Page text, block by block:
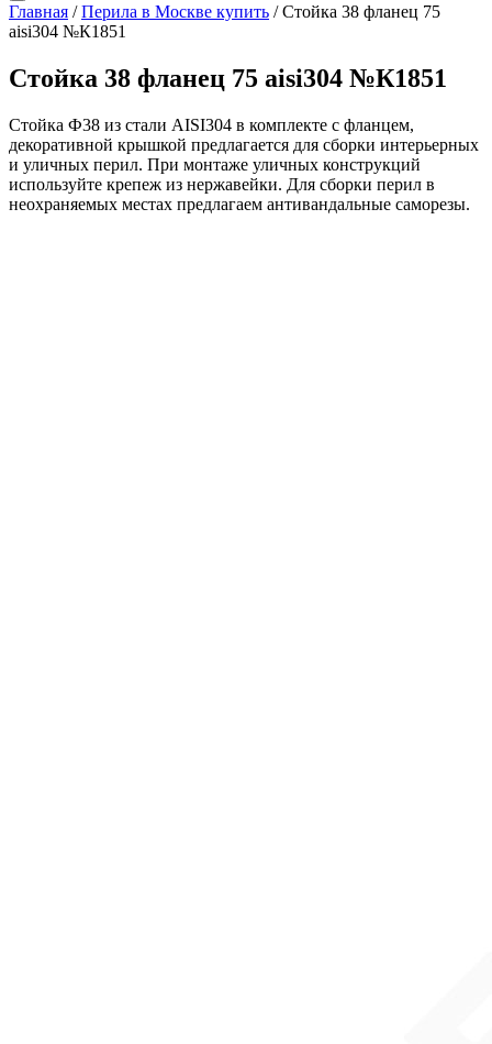
Главная /Перила в Москве купить /Стойка 38 фланец 75
aisi304 №К1851
Стойка 38 фланец 75 aisi304 №К1851
Стойка Ф38 из стали AISI304 в комплекте с фланцем,
декоративной крышкой предлагается для сборки интерьерных
и уличных перил. При монтаже уличных конструкций
используйте крепеж из нержавейки. Для сборки перил в
неохраняемых местах предлагаем антивандальные саморезы.